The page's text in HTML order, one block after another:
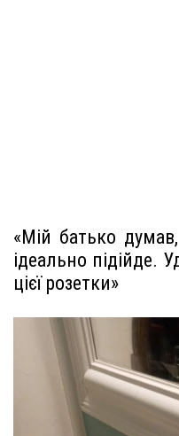
«Мій батько
ідеально підійде.
цієї розетки»